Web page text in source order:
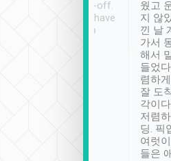
destination after drop-off.
Definitely something I have
not seen elsewhere 👍
웠고
지 않
낀 날
가서
해서
들었
렴하
잘 도
각이
저렴
딩. 픽
여럿
들은